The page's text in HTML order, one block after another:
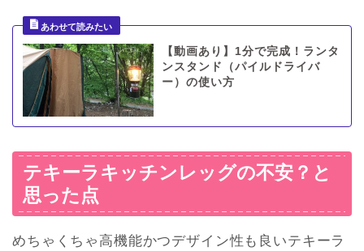
【動画あり】1分で完成！ランタ
ンスタンド（パイルドライバ
ー）の使い方
テキーラキッチンレッグの不安？と
思った点
めちゃくちゃ高機能かつデザイン性も良いテキーラ